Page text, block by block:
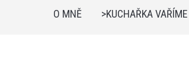
O MNĚ >KUCHAŘKA